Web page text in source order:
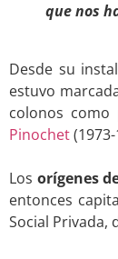
que nos
Desde su
estuvo
colonos como
Pinochet
Los orígenes
entonces
Social Privada,